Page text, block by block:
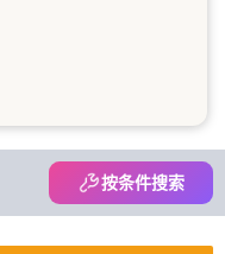
按条件搜索